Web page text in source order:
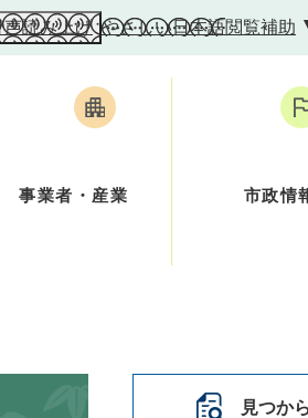
声読み上げ やさしい日本語閲覧補助
事業者・産業 市政情
見つか